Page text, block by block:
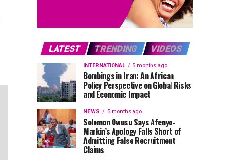
LATEST TRENDING VIDEOS
INTERNATIONAL 5 months ago
Bombings in Iran: An African
Policy Perspective on Global Risks
and Economic Impact
NEWS 5 months ago
Solomon Owusu Says Afenyo-
Markin’s Apology Falls Short of
Admitting False Recruitment
Claims